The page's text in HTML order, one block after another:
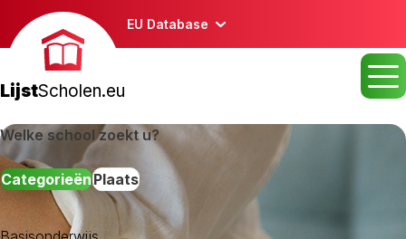
EU Database
LijstScholen.eu
Welke school zoekt u?
CategorieënPlaats